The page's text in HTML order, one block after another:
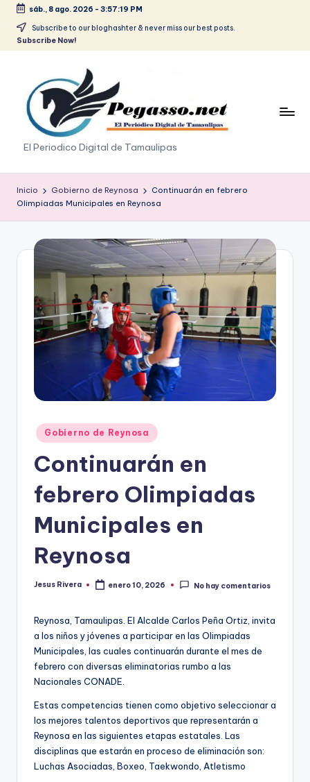
Saltar
sáb., 8 ago. 2026 - 3:57:19 PM
Subscribe to our bloghashter & never miss our best posts.
Subscribe Now!
p
e
g
a
o
p
El Periodico Digital de Tamaulipas
Inicio Gobierno de Reynosa
Continuarán en febrero
Olimpiadas Municipales en Reynosa
Publicado
en
Gobierno de Reynosa
Continuarán en
febrero Olimpiadas
Municipales en
Reynosa
Publicado
Jesus Rivera enero 10, 2026 No hay comentarios
Reynosa, Tamaulipas. El Alcalde Carlos Peña Ortiz, invita
a los niños y jóvenes a participar en las Olimpiadas
Municipales, las cuales continuarán durante el mes de
febrero con diversas eliminatorias rumbo a las
Nacionales CONADE.
Estas competencias tienen como objetivo seleccionar a
los mejores talentos deportivos que representarán a
Reynosa en las siguientes etapas estatales. Las
disciplinas que estarán en proceso de eliminación son:
Luchas Asociadas, Boxeo, Taekwondo, Atletismo